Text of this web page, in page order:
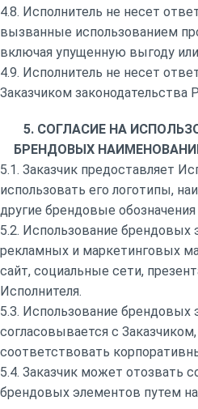
4.8. Исполнитель не несет
вызванные использованием
включая упущенную выгоду
4.9. Исполнитель не несет
Заказчиком законодательства
5. СОГЛАСИЕ НА
БРЕНДОВЫХ
5.1. Заказчик предоставляет
использовать его логотипы,
другие брендовые
5.2. Использование
рекламных и маркетинговых
сайт, социальные сети,
Исполнителя.
5.3. Использование брендовых
согласовывается с
соответствовать
5.4. Заказчик может отозвать
брендовых элементов путем